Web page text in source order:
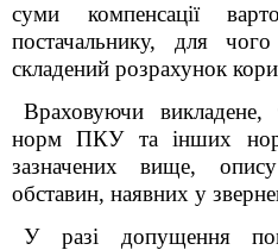
суми компенсації
постачальнику, для
складений розрахунок
Враховуючи викладене,
норм ПКУ та інших
зазначених вище,
обставин, наявних у
У разі допущення